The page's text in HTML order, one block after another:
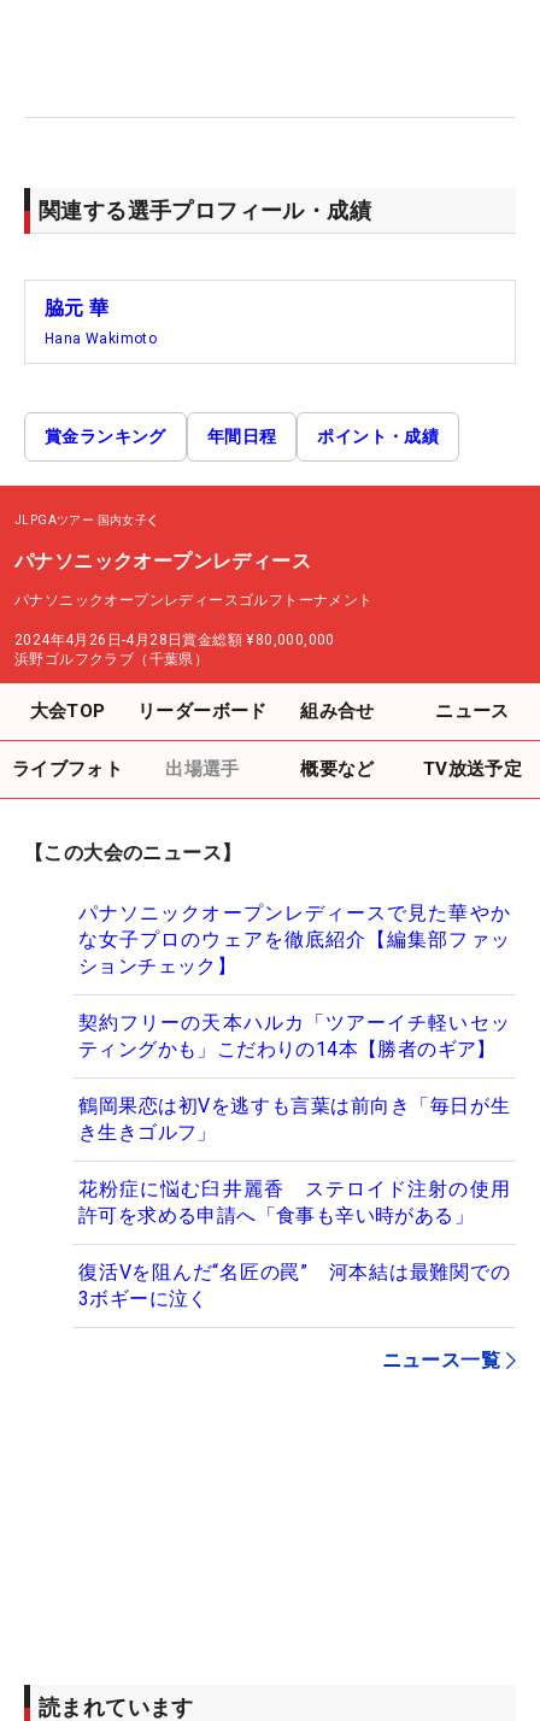
関連する選手プロフィール・成績
脇元 華
Hana Wakimoto
賞金ランキング 年間日程 ポイント・成績
JLPGAツアー 国内女子
パナソニックオープンレディース
パナソニックオープンレディースゴルフトーナメント
2024年4月26日-4月28日賞金総額 ¥80,000,000
浜野ゴルフクラブ（千葉県）
大会TOP リーダーボード 組み合せ ニュース
ライブフォト 出場選手 概要など TV放送予定
【この大会のニュース】
パナソニックオープンレディースで見た華やか
な女子プロのウェアを徹底紹介【編集部ファッ
ションチェック】
契約フリーの天本ハルカ「ツアーイチ軽いセッ
ティングかも」こだわりの14本【勝者のギア】
鶴岡果恋は初Vを逃すも言葉は前向き「毎日が生
き生きゴルフ」
花粉症に悩む臼井麗香 ステロイド注射の使用
許可を求める申請へ「食事も辛い時がある」
復活Vを阻んだ“名匠の罠” 河本結は最難関での
3ボギーに泣く
ニュース一覧
読まれています